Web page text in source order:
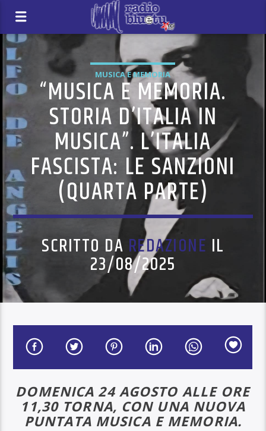
MUSICA E MEMORIA
“MUSICA E MEMORIA.
STORIA D’ITALIA IN
MUSICA”. L’ITALIA
FASCISTA: LE SANZIONI
(QUARTA PARTE)
SCRITTO DA REDAZIONE IL
23/08/2025
DOMENICA 24 AGOSTO ALLE ORE
11,30 TORNA, CON UNA NUOVA
PUNTATA MUSICA E MEMORIA.